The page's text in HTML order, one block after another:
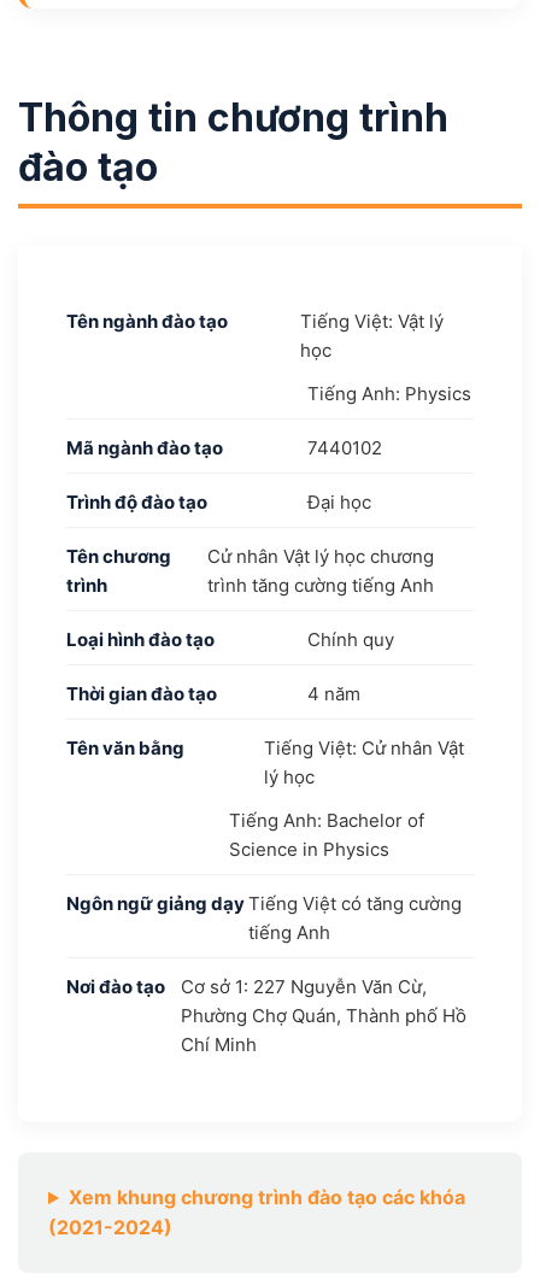
Thông tin chương trình
đào tạo
Tên ngành đào tạo
Tiếng Việt: Vật lý
học
Tiếng Anh: Physics
Mã ngành đào tạo 7440102
Trình độ đào tạo Đại học
Tên chương
trình
Cử nhân Vật lý học chương
trình tăng cường tiếng Anh
Loại hình đào tạo Chính quy
Thời gian đào tạo 4 năm
Tên văn bằng
Tiếng Việt: Cử nhân Vật
lý học
Tiếng Anh: Bachelor of
Science in Physics
Ngôn ngữ giảng dạyTiếng Việt có tăng cường
tiếng Anh
Nơi đào tạo
Cơ sở 1: 227 Nguyễn Văn Cừ,
Phường Chợ Quán, Thành phố Hồ
Chí Minh
Xem khung chương trình đào tạo các khóa
(2021-2024)